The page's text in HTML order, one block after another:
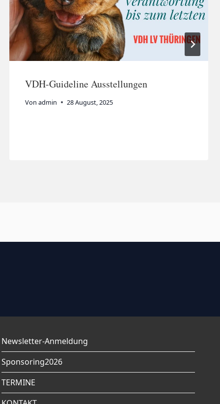
VDH-Guideline Ausstellungen
Von admin 28 August, 2025
Newsletter-Anmeldung
Sponsoring2026
TERMINE